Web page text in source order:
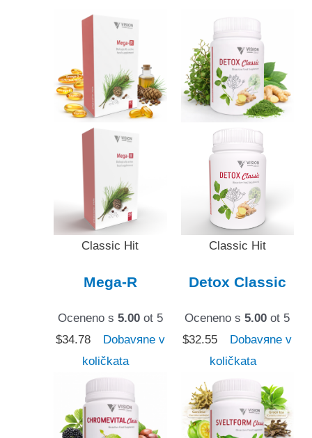
Classic Hit
Mega-R
Oceneno s 5.00ot 5
$34.78
Dobavяne v
količkata
Classic Hit
Detox Classic
Oceneno s5.00 ot 5
$32.55
Dobavяne v
količkata